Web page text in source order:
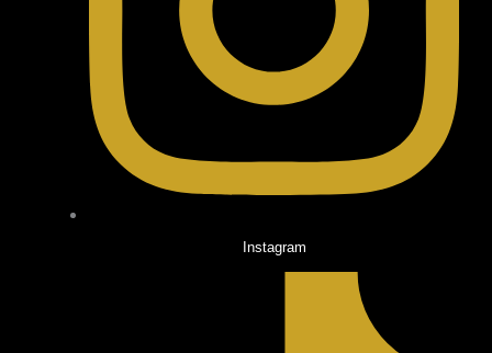
Instagram